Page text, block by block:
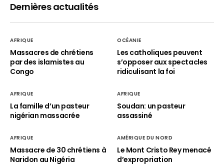
Dernières actualités
AFRIQUE
Massacres de chrétiens
par des islamistes au
Congo
OCÉANIE
Les catholiques peuvent
s’opposer aux spectacles
ridiculisant la foi
AFRIQUE
La famille d’un pasteur
nigérian massacrée
AFRIQUE
Soudan: un pasteur
assassiné
AFRIQUE
Massacre de 30 chrétiens à
Naridon au Nigéria
AMÉRIQUE DU NORD
Le Mont Cristo Rey menacé
d’expropriation